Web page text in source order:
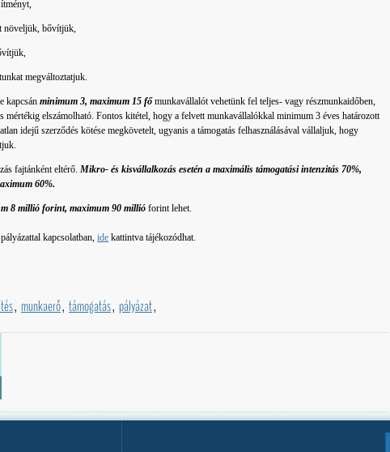
bővítjük,
megváltoztatjuk.
kapcsánminimum 3, maximum 15 főmunkavállalót vehetünk fel teljes- vagy részmunkaidőben,
mértékig elszámolható. Fontos kitétel, hogy a felvett munkavállalókkal minimum 3 éves határozott
idejű szerződés kötése megkövetelt, ugyanis a támogatás felhasználásával vállaljuk, hogy
fajtánként eltérő.Mikro- és kisvállalkozás esetén a maximális támogatási intenzitás 70%,
60%.
8 millió forint, maximum 90 millió forint lehet.
kapcsolatban,ide kattintva tájékozódhat.
, munkaerő, támogatás, pályázat,